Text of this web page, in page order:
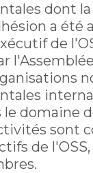
dont
a été
de
domaine
sont
de